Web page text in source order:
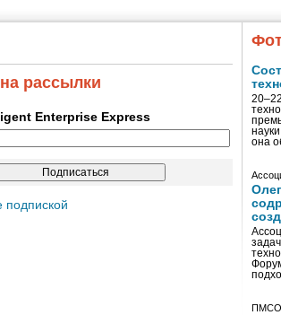
рассылки
Enterprise Express
подпиской
она